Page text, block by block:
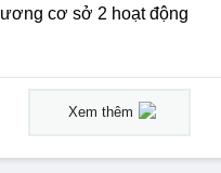
ương cơ sở 2 hoạt động
Xem thêm